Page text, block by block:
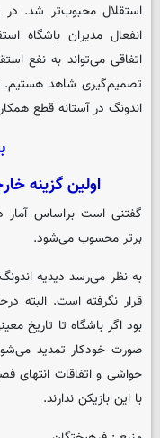
استقلال محبوب‌تر شد. در
انفعال مدیران باشگاه
اتفاقی می‌تواند به نفع
تصمیم‌گیری شاهد هستیم.
اندونگ در آستانه قطع
اولین گزینه
گفتنی است براساس آمار
برتر محسوب می‌شود.
به نظر می‌رسد دیدیه
قرار نگرفته است. البته
بود اگر باشگاه تا تاریخ
صورت خودکار تمدید
حواشی و اتفاقات انتهای
با این بازیکن ندارند.